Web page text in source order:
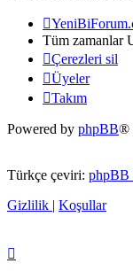
Tüm zamanlar
Çerezleri sil
Üyeler
Takım
Powered by phpBB®
Türkçe çeviri: phpBB
Gizlilik | Koşullar